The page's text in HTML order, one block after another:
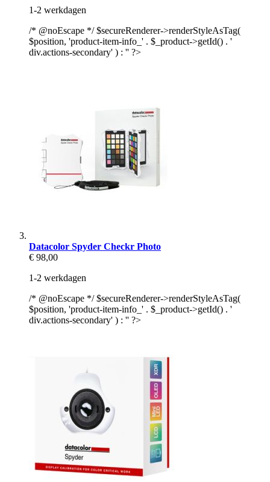
1-2 werkdagen
/* @noEscape */ $secureRenderer->renderStyleAsTag(
$position, 'product-item-info_' . $_product->getId() . '
div.actions-secondary' ) : '' ?>
Datacolor Spyder Checkr Photo
€ 98,00
1-2 werkdagen
/* @noEscape */ $secureRenderer->renderStyleAsTag(
$position, 'product-item-info_' . $_product->getId() . '
div.actions-secondary' ) : '' ?>